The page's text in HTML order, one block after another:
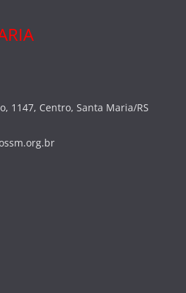
1147, Centro, Santa Maria/RS